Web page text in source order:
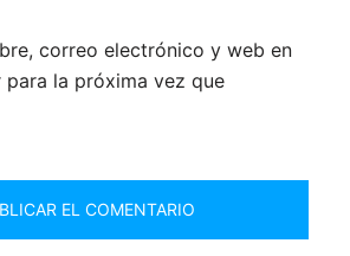
correo electrónico y web en
para la próxima vez que